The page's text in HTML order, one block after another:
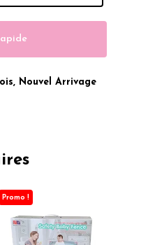
, Nouvel Arrivage
Promo !